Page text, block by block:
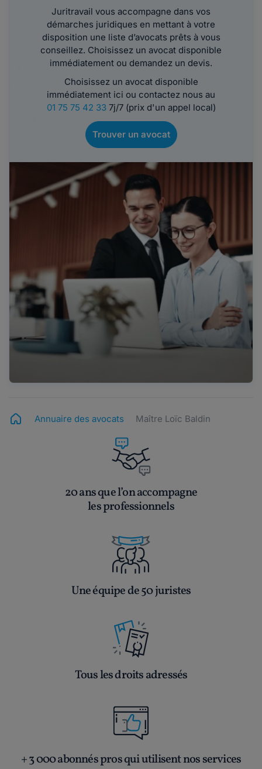
Juritravail vous accompagne dans vos
démarches juridiques en mettant à votre
disposition une liste d’avocats prêts à vous
conseillez. Choisissez un avocat disponible
immédiatement ou demandez un devis.
Choisissez un avocat disponible
immédiatement ici ou contactez nous au
01 75 75 42 337j/7 (prix d'un appel local)
Trouver un avocat
Annuaire des avocats Maître Loïc Baldin
20 ans que l’on accompagne
les professionnels
Une équipe de 50 juristes
Tous les droits adressés
+ 3 000 abonnés pros qui utilisent nos services